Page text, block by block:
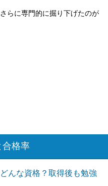
らに専門的に掘り下げたのが
合格率
んな資格？取得後も勉強